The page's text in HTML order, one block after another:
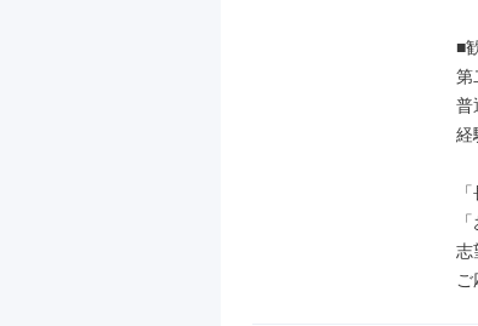
■
第
普
経
志